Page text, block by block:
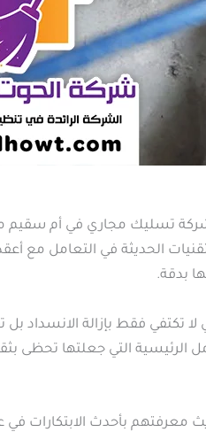
شركة تسليك مجاري في أم
الحديثة في التعامل مع
بدقة.
تكتفي فقط بإزالة الانسداد
التي جعلتها تحظى
بأحدث الابتكارات